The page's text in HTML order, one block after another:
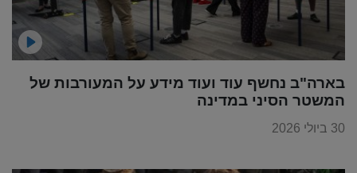
בארה"ב נחשף עוד ועוד מידע על המעורבות של
המשטר הסיני במדינה
30 ביולי 2026